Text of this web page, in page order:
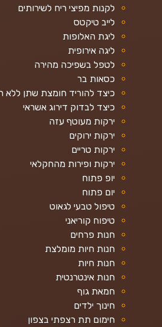
לקנות מפיצי ריח לשירותים
לייב טיקטס
ליגת האלופות
ליגה אירופית
לטפל בשפיכה מהירה
כסאות בר
כיצד להוריד חומצת שתן ללא
כיצד לבדוק דירוג אשראי
ירקות מעוטף עזה
ירקות ירוקים
ירקות טריים
ירקות ופירות מהחקלאי
יופ פתוח
יום פתוח
טיפול טבעי לגאוט
טיפוח קוריאני
חנות פרחים
חנות חיות מומלצת
חנות חיות
חנות אינטרנטית
חמאת גוף
חינוך ילדים
חימום תת רצפתי בצפון